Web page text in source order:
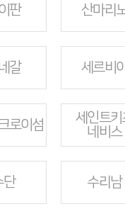
판 산마리
갈 세르비
로이섬
세인트키
네비스
단 수리남